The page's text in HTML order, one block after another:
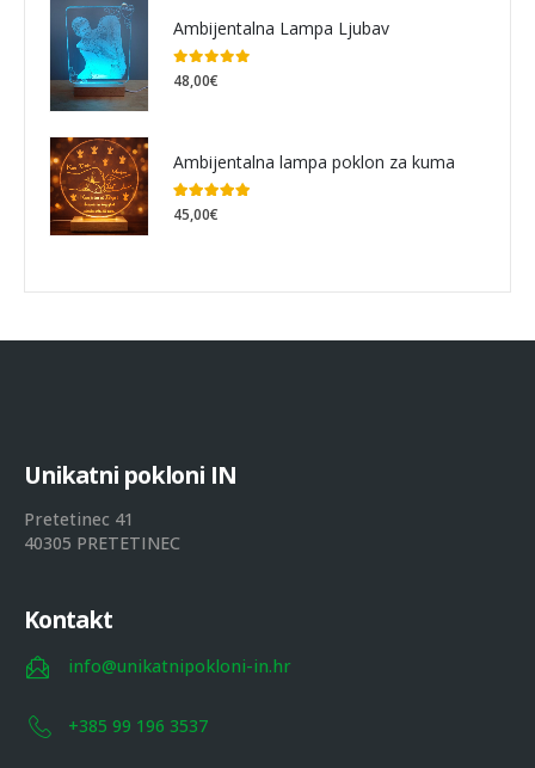
Ambijentalna Lampa Ljubav
0out of 5
48,00€
Ambijentalna lampa poklon za kuma
5.00out of 5
45,00€
Unikatni pokloni IN
Pretetinec 41
40305 PRETETINEC
Kontakt
info@unikatnipokloni-in.hr
+385 99 196 3537